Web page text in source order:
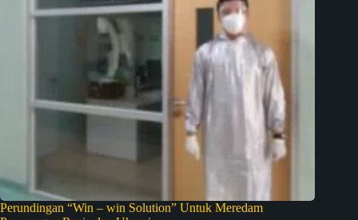
Perundingan “Win – win Solution” Untuk Meredam